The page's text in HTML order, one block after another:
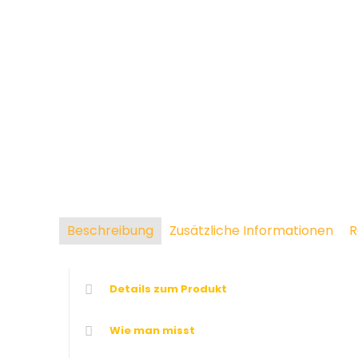
Beschreibung Zusätzliche Informationen
Details zum Produkt
Wie man misst